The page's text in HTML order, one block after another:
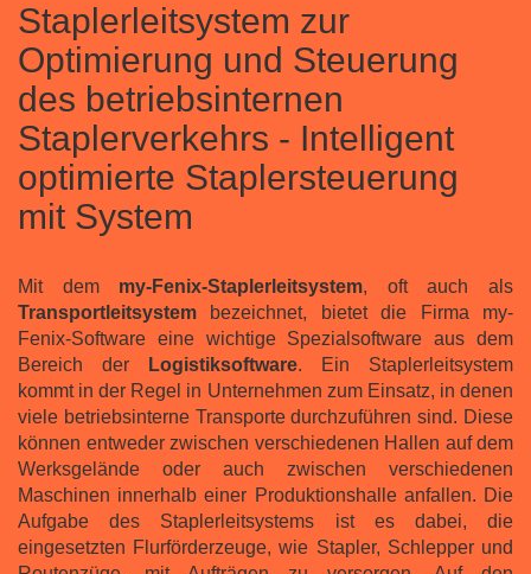
Staplerleitsystem zur
Optimierung und Steuerung
des betriebsinternen
Staplerverkehrs - Intelligent
optimierte Staplersteuerung
mit System
Mit dem my-Fenix-Staplerleitsystem, oft auch als
Transportleitsystem bezeichnet, bietet die Firma my-
Fenix-Software eine wichtige Spezialsoftware aus dem
Bereich der
Logistiksoftware. Ein Staplerleitsystem
kommt in der Regel in Unternehmen zum Einsatz, in denen
viele betriebsinterne Transporte durchzuführen sind. Diese
können entweder zwischen verschiedenen Hallen auf dem
Werksgelände oder auch zwischen verschiedenen
Maschinen innerhalb einer Produktionshalle anfallen. Die
Aufgabe des Staplerleitsystems ist es dabei, die
eingesetzten Flurförderzeuge, wie Stapler, Schlepper und